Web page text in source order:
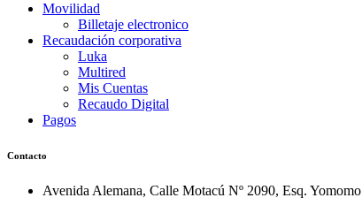
Movilidad
Billetaje electronico
Recaudación corporativa
Luka
Multired
Mis Cuentas
Recaudo Digital
Pagos
Contacto
Avenida Alemana, Calle Motacú Nº 2090, Esq. Yomomo